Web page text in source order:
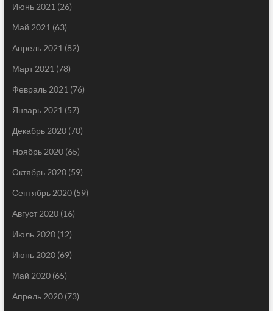
Июнь 2021 (26)
Май 2021 (63)
Апрель 2021 (82)
Март 2021 (78)
Февраль 2021 (76)
Январь 2021 (57)
Декабрь 2020(70)
Ноябрь 2020(65)
Октябрь 2020(59)
Сентябрь 2020(59)
Август 2020(16)
Июль 2020(12)
Июнь 2020(69)
Май 2020(65)
Апрель 2020(73)